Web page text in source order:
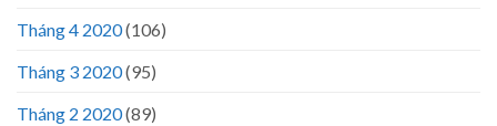
Tháng 4 2020(106)
Tháng 3 2020(95)
Tháng 2 2020(89)